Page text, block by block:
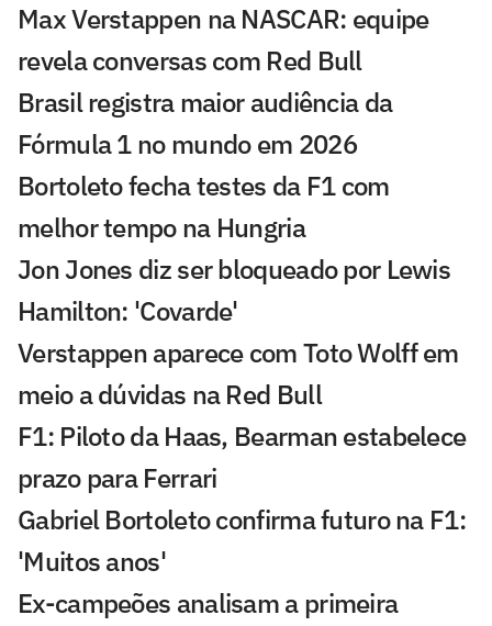
Max Verstappen na NASCAR: equipe
revela conversas com Red Bull
Brasil registra maior audiência da
Fórmula 1 no mundo em 2026
Bortoleto fecha testes da F1 com
melhor tempo na Hungria
Jon Jones diz ser bloqueado por Lewis
Hamilton: 'Covarde'
Verstappen aparece com Toto Wolff em
meio a dúvidas na Red Bull
F1: Piloto da Haas, Bearman estabelece
prazo para Ferrari
Gabriel Bortoleto confirma futuro na F1:
'Muitos anos'
Ex-campeões analisam a primeira